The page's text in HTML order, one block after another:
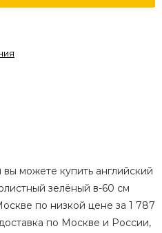
можете купить английский
зелёный в-60 см
по низкой цене за 1 787
по Москве и России,